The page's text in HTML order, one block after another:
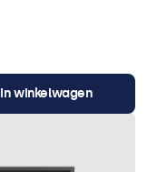
In winkelwagen